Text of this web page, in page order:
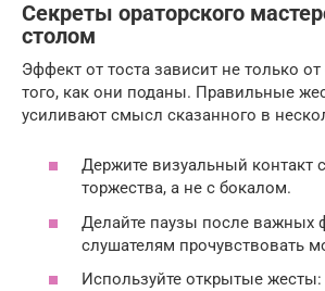
Секреты ораторского
столом
Эффект от тоста зависит не только
того, как они поданы. Правильные
усиливают смысл сказанного в
Держите визуальный контакт
торжества, а не с бокалом.
Делайте паузы после важных
слушателям прочувствовать
Используйте открытые